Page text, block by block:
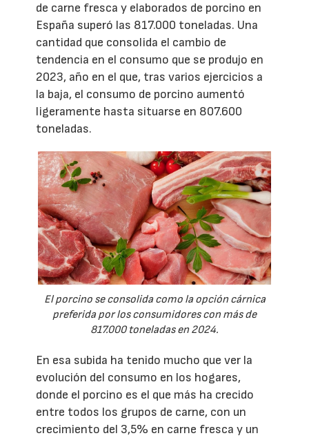
de carne fresca y elaborados de porcino en
España superó las 817.000 toneladas. Una
cantidad que consolida el cambio de
tendencia en el consumo que se produjo en
2023, año en el que, tras varios ejercicios a
la baja, el consumo de porcino aumentó
ligeramente hasta situarse en 807.600
toneladas.
El porcino se consolida como la opción cárnica
preferida por los consumidores con más de
817.000 toneladas en 2024.
En esa subida ha tenido mucho que ver la
evolución del consumo en los hogares,
donde el porcino es el que más ha crecido
entre todos los grupos de carne, con un
crecimiento del 3,5% en carne fresca y un